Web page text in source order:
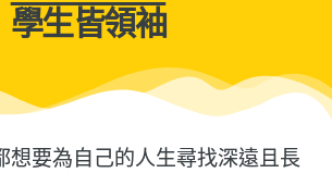
學生皆領袖
想要為自己的人生尋找深遠且長